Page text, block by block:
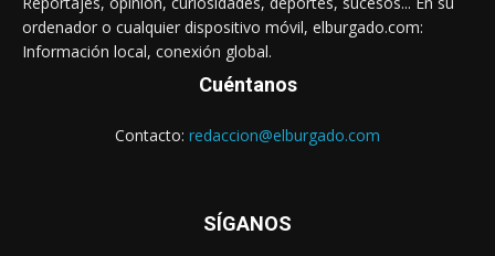
ordenador o cualquier dispositivo móvil, elburgado.com:
Información local, conexión global.
Cuéntanos
Contacto: redaccion@elburgado.com
SÍGANOS